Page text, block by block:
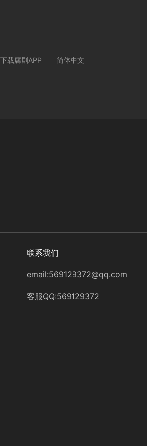
下载腐剧APP 简体中文
联系我们
email:569129372@qq.com
客服QQ:569129372